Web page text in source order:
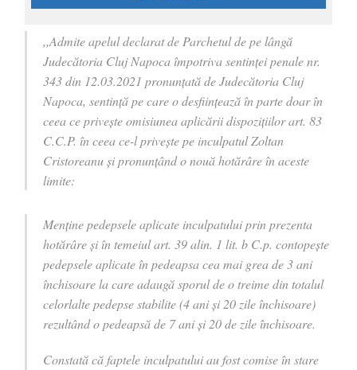
,,Admite apelul declarat de Parchetul de pe lângă
Judecătoria Cluj Napoca împotriva sentinţei penale nr.
343 din 12.03.2021 pronunţată de Judecătoria Cluj
Napoca, sentinţă pe care o desfiinţează în parte doar în
ceea ce priveşte omisiunea aplicării dispoziţiilor art. 83
C.C.P. în ceea ce-l priveşte pe inculpatul Zoltan
Cristoreanu şi pronunţând o nouă hotărâre în aceste
limite:
Menţine pedepsele aplicate inculpatului prin prezenta
hotărâre şi în temeiul art. 39 alin. 1 lit. b C.p. contopeşte
pedepsele aplicate în pedeapsa cea mai grea de 3 ani
închisoare la care adaugă sporul de o treime din totalul
celorlalte pedepse stabilite (4 ani şi 20 zile închisoare)
rezultând o pedeapsă de 7 ani şi 20 de zile închisoare.
Constată că faptele inculpatului au fost comise în stare